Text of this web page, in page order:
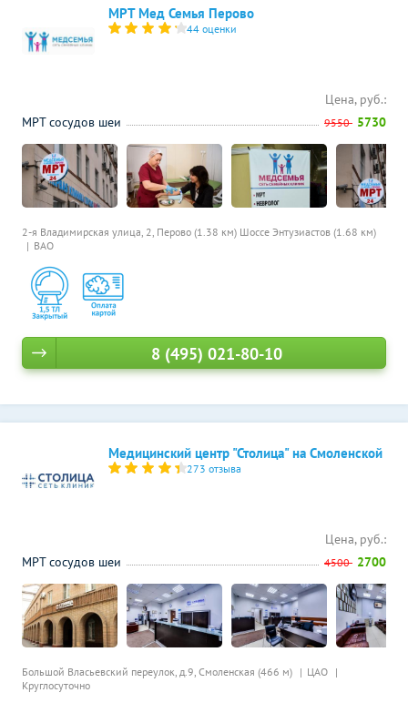
МРТ Мед Семья Перово
44 оценки
2-я Владимирская улица, 2, Перово (1.38 км) Шоссе Энтузиастов (1.68 км)
ВАО
Цена, руб.:
МРТ сосудов шеи
9550 5730
8 (495) 021-80-10
Медицинский центр "Столица" на Смоленской
273 отзыва
Большой Власьевский переулок, д.9, Смоленская (466 м)
ЦАО
Круглосуточно
Цена, руб.:
МРТ сосудов шеи
4500 2700